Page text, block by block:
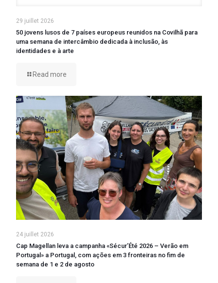
29 juillet 2026
50 jovens lusos de 7 países europeus reunidos na Covilhã para
uma semana de intercâmbio dedicada à inclusão, às
identidades e à arte
Read more
24 juillet 2026
Cap Magellan leva a campanha «Sécur’Été 2026 – Verão em
Portugal» a Portugal, com ações em 3 fronteiras no fim de
semana de 1 e 2 de agosto